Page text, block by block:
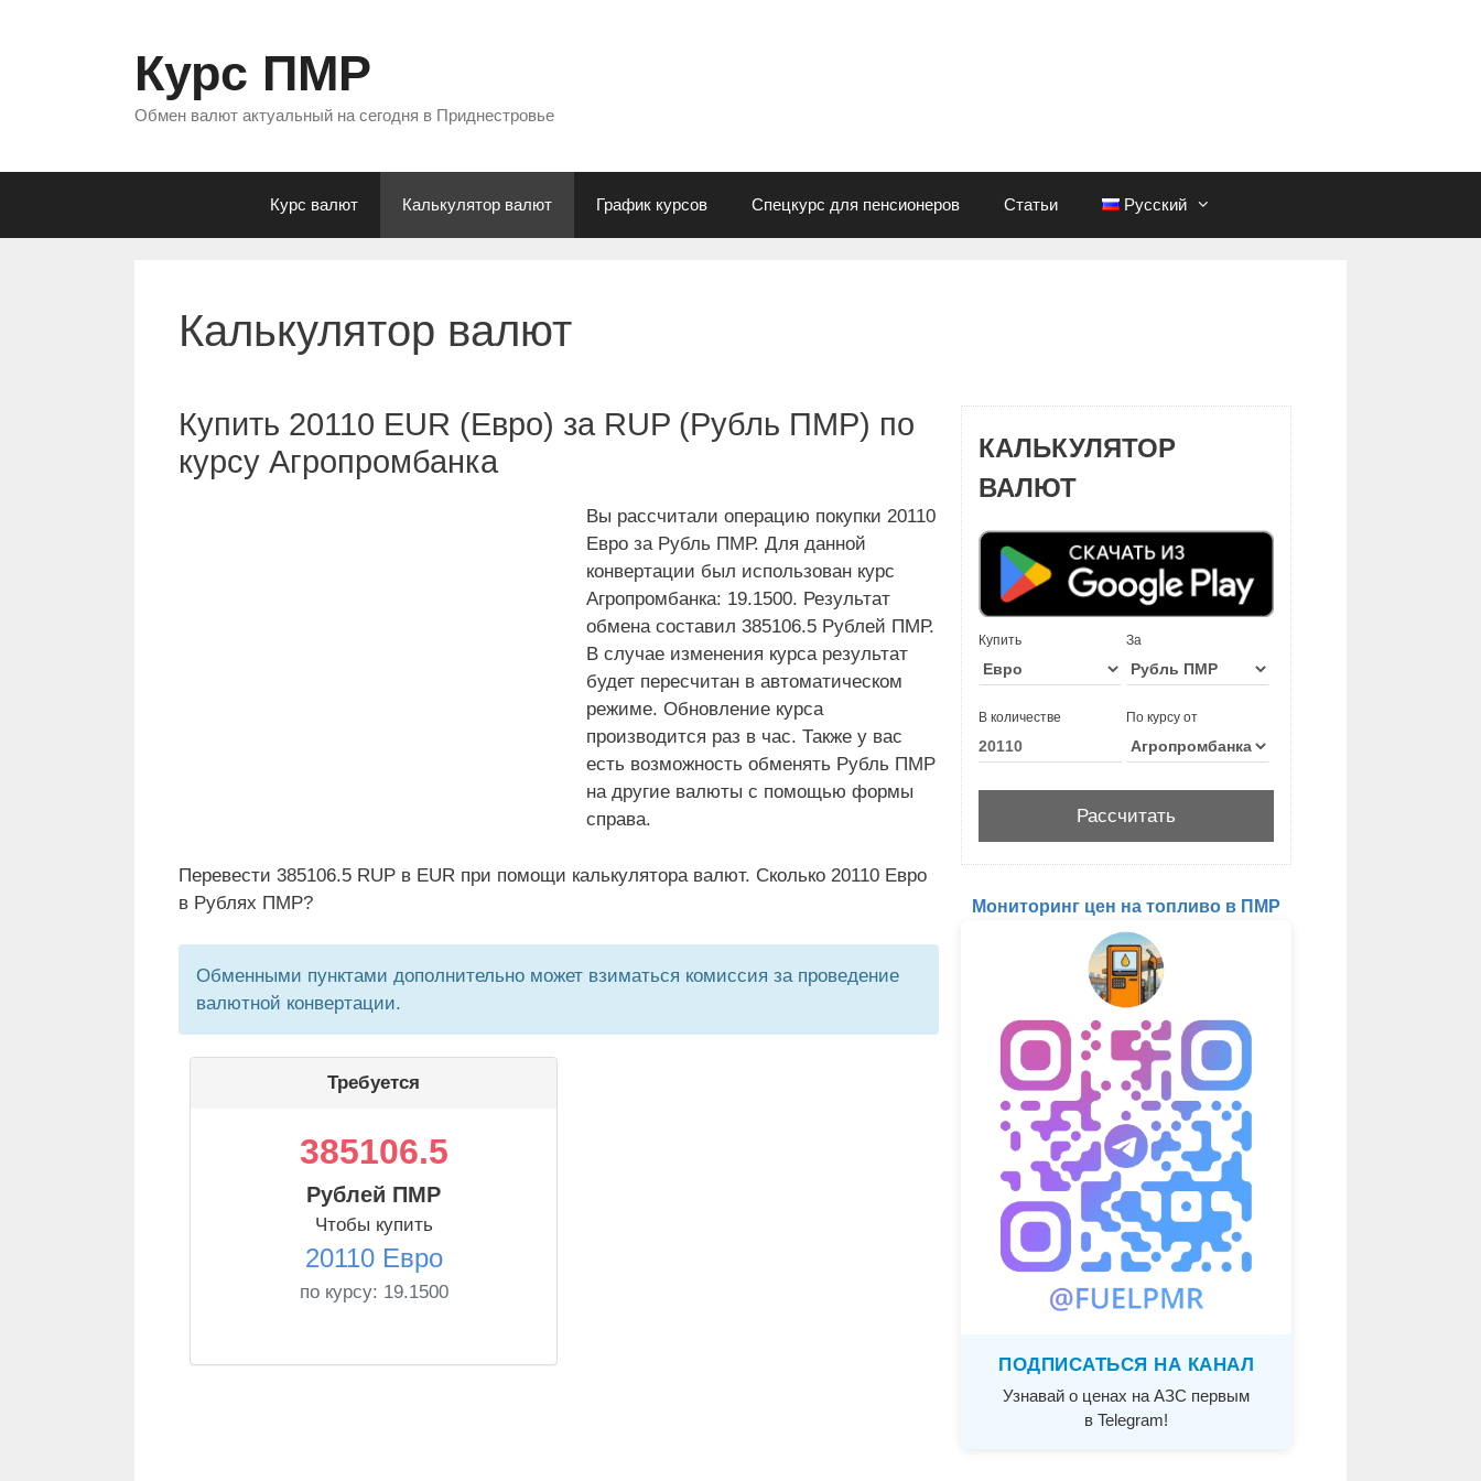
Курс ПМР
Обмен валют актуальный на сегодня в Приднестровье
Курс валют Калькулятор валют График курсов Спецкурс для пенсионеров Статьи Русский
Калькулятор валют
Купить 20110 EUR (Евро) за RUP (Рубль ПМР) по
курсу Агропромбанка
Вы рассчитали операцию покупки 20110
Евро за Рубль ПМР. Для данной
конвертации был использован курс
Агропромбанка: 19.1500. Результат
обмена составил 385106.5 Рублей ПМР.
В случае изменения курса результат
будет пересчитан в автоматическом
режиме. Обновление курса
производится раз в час. Также у вас
есть возможность обменять Рубль ПМР
на другие валюты с помощью формы
справа.
Перевести 385106.5 RUP в EUR при помощи калькулятора валют. Сколько 20110 Евро
в Рублях ПМР?
Обменными пунктами дополнительно может взиматься комиссия за проведение
валютной конвертации.
Требуется
385106.5
Рублей ПМР
Чтобы купить
20110 Евро
по курсу: 19.1500
КАЛЬКУЛЯТОР
ВАЛЮТ
Купить За
В количестве По курсу от
Мониторинг цен на топливо в ПМР
ПОДПИСАТЬСЯ НА КАНАЛ
Узнавай о ценах на АЗС первым
в Telegram!